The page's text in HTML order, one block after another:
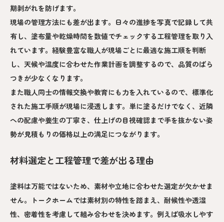
期剥がれを防げます。
現場の管理方法にも差が出ます。日々の進捗を写真で記録して共
有し、塗布量や乾燥時間を数値でチェックする工程管理を取り入
れています。経験豊富な職人が現場ごとに最適な施工順を判断
し、天候や温度に合わせた作業計画を調整するので、品質のばら
つきが少なくなります。
また職人同士の情報交換や教育にも力を入れているので、標準化
された施工手順が現場に浸透します。単に塗るだけでなく、近隣
への配慮や養生の丁寧さ、仕上げの目視確認まで手を抜かない姿
勢が見積もりの価格以上の満足につながります。
材料選定と工程管理で差が出る理由
塗料は万能ではないため、素材や立地に合わせた選定が欠かせま
せん。トークホームでは素材別の特性を踏まえ、耐候性や透湿
性、密着性を考慮して組み合わせを決めます。例えば吸水しやす